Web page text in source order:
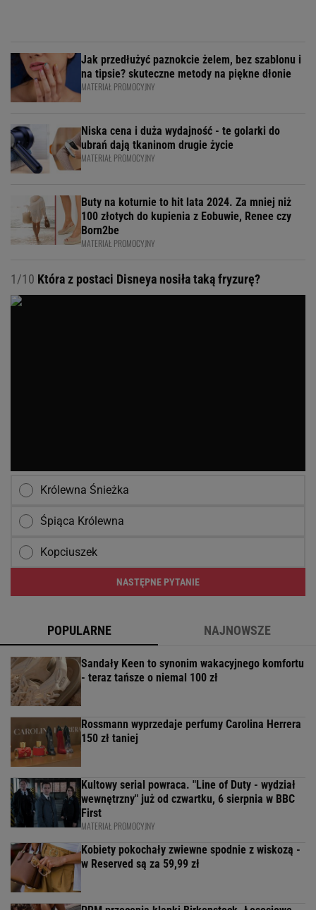
Jak przedłużyć paznokcie żelem, bez szablonu i
na tipsie? skuteczne metody na piękne dłonie
MATERIAŁ PROMOCYJNY
Niska cena i duża wydajność - te golarki do
ubrań dają tkaninom drugie życie
MATERIAŁ PROMOCYJNY
Buty na koturnie to hit lata 2024. Za mniej niż
100 złotych do kupienia z Eobuwie, Renee czy
Born2be
MATERIAŁ PROMOCYJNY
1/10 Która z postaci Disneya nosiła taką fryzurę?
Królewna Śnieżka
Śpiąca Królewna
Kopciuszek
NASTĘPNE PYTANIE
POPULARNE NAJNOWSZE
Sandały Keen to synonim wakacyjnego komfortu
- teraz tańsze o niemal 100 zł
Rossmann wyprzedaje perfumy Carolina Herrera
150 zł taniej
Kultowy serial powraca. "Line of Duty - wydział
wewnętrzny" już od czwartku, 6 sierpnia w BBC
First
MATERIAŁ PROMOCYJNY
Kobiety pokochały zwiewne spodnie z wiskozą -
w Reserved są za 59,99 zł